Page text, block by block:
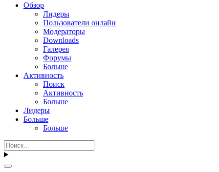
Обзор
Лидеры
Пользователи онлайн
Модераторы
Downloads
Галерея
Форумы
Больше
Активность
Поиск
Активность
Больше
Лидеры
Больше
Больше